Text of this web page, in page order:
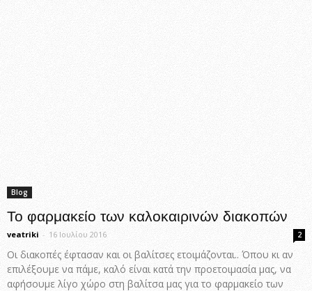
Blog
Το φαρμακείο των καλοκαιρινών διακοπών
veatriki - 16 Ιουλίου 2016 2
Οι διακοπές έφτασαν και οι βαλίτσες ετοιμάζονται.. Όπου κι αν
επιλέξουμε να πάμε, καλό είναι κατά την προετοιμασία μας, να
αφήσουμε λίγο χώρο στη βαλίτσα μας για το φαρμακείο των